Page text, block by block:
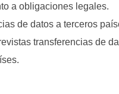
a obligaciones legales.
de datos a terceros
transferencias de